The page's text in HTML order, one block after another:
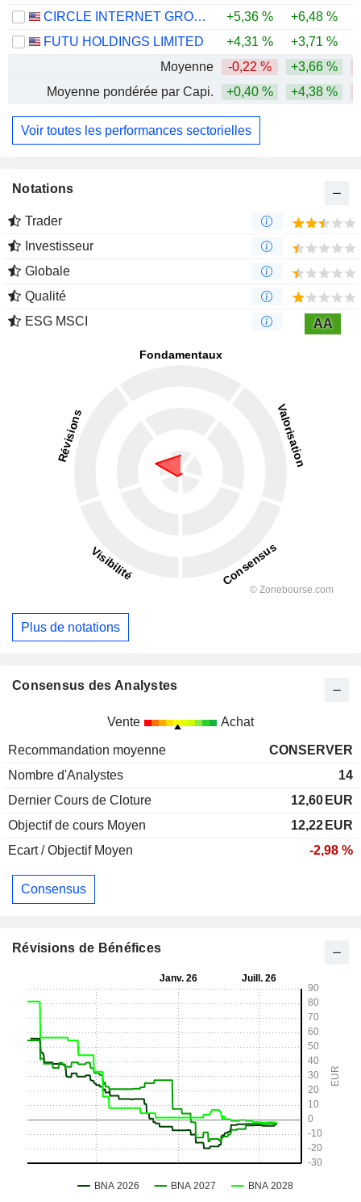
CIRCLE INTERNET GROUP, INC.
+5,36 % +6,48 %
FUTU HOLDINGS LIMITED
+4,31 % +3,71 %
Moyenne
-0,22 % +3,66 %
Moyenne pondérée par Capi.
+0,40 % +4,38 %
Voir toutes les performances sectorielles
Notations
Trader
Investisseur
Globale
Qualité
ESG MSCI
AA
Plus de notations
Consensus des Analystes
Vente Achat
Recommandation moyenne
CONSERVER
Nombre d'Analystes
14
Dernier Cours de Cloture
12,60 EUR
Objectif de cours Moyen
12,22 EUR
Ecart / Objectif Moyen
-2,98 %
Consensus
Révisions de Bénéfices